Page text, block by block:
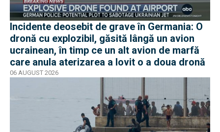
Incidente deosebit de grave în Germania: O
dronă cu explozibil, găsită lângă un avion
ucrainean, în timp ce un alt avion de marfă
care anula aterizarea a lovit o a doua dronă
06 AUGUST 2026